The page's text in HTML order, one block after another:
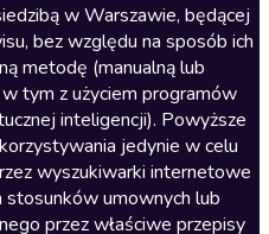
w Warszawie, będącej
bez względu na sposób ich
metodę (manualną lub
tym z użyciem programów
inteligencji). Powyższe
jedynie w celu
wyszukiwarki internetowe
stosunków umownych lub
przez właściwe przepisy